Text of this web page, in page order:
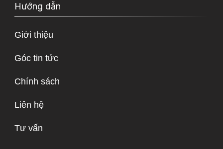
Hướng dẫn
Giới thiệu
Góc tin tức
Chính sách
Liên hệ
Tư vấn